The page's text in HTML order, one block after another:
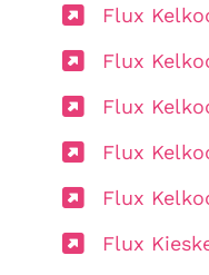
Flux
Flux
Flux
Flux
Flux
Flux